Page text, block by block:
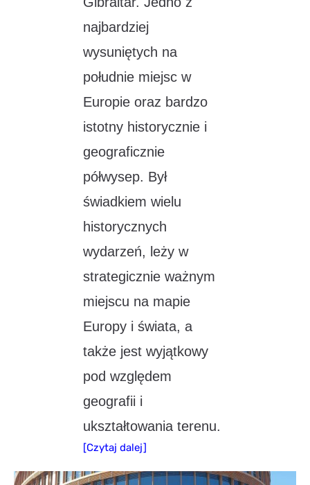
najbardziej
wysuniętych na
południe miejsc w
Europie oraz bardzo
istotny historycznie i
geograficznie
półwysep. Był
świadkiem wielu
historycznych
wydarzeń, leży w
strategicznie ważnym
miejscu na mapie
Europy i świata, a
także jest wyjątkowy
pod względem
geografii i
ukształtowania terenu.
[Czytaj dalej]